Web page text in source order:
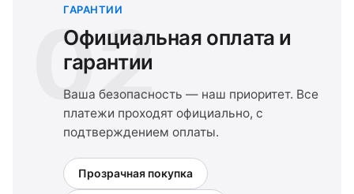
02
ГАРАНТИИ
Официальная оплата и
гарантии
Ваша безопасность — наш приоритет. Все
платежи проходят официально, с
подтверждением оплаты.
Прозрачная покупка